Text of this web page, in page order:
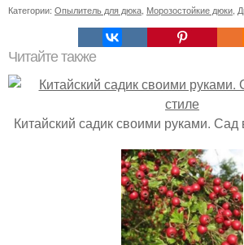
Категории: Опылитель для дюка Морозостойкие дюки
Читайте также
Китайский садик своими руками. Сад